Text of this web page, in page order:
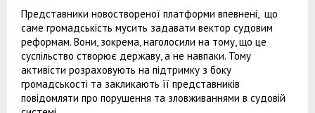
Представники новоствореної платформи впевнені, що
саме громадськість мусить задавати вектор судовим
реформам. Вони, зокрема, наголосили на тому, що це
суспільство створює державу, а не навпаки. Тому
активісти розраховують на підтримку з боку
громадськості та закликають її представників
повідомляти про порушення та зловживаннями в судовій